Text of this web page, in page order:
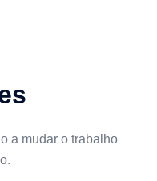
a mudar o trabalho